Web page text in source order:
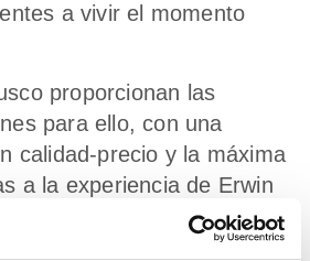
a vivir el momento
proporcionan las
para ello, con una
calidad-precio y la máxima
a la experiencia de Erwin
modelos semiaintegrados
permiten